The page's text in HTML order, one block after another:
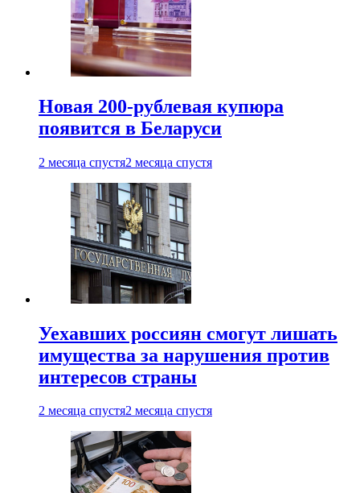
Новая 200-рублевая купюра
появится в Беларуси
2 месяца спустя2 месяца спустя
Уехавших россиян смогут лишать
имущества за нарушения против
интересов страны
2 месяца спустя2 месяца спустя